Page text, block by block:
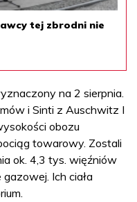
tej zbrodni nie
na 2 sierpnia.
i Sinti z Auschwitz I
obozu
towarowy. Zostali
ok. 4,3 tys. więźniów
Ich ciała